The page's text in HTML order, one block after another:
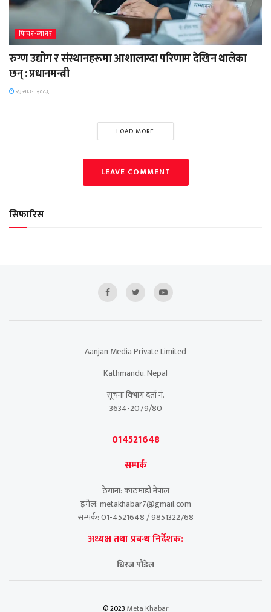
फिचर-ब्यानर
रुग्ण उद्योग र संस्थानहरूमा आशालाग्दा परिणाम देखिन थालेका
छन् : प्रधानमन्त्री
२३ साउन २०८३,
LOAD MORE
LEAVE COMMENT
सिफारिस
Aanjan Media Private Limited
Kathmandu, Nepal
सूचना विभाग दर्ता नं.
3634-2079/80
014521648
सम्पर्क
ठेगाना: काठमाडौं नेपाल
इमेल: metakhabar7@gmail.com
सम्पर्क: 01-4521648 / 9851322768
अध्यक्ष तथा प्रबन्ध निर्देशक:
धिरज पौडेल
© 2023 Meta Khabar